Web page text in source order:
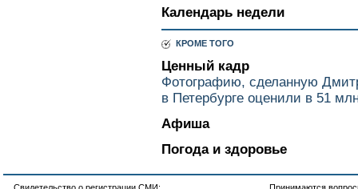
Календарь недели
КРОМЕ ТОГО
Ценный кадр
Фотографию, сделанную
в Петербурге оценили в 51
Афиша
Погода и здоровье